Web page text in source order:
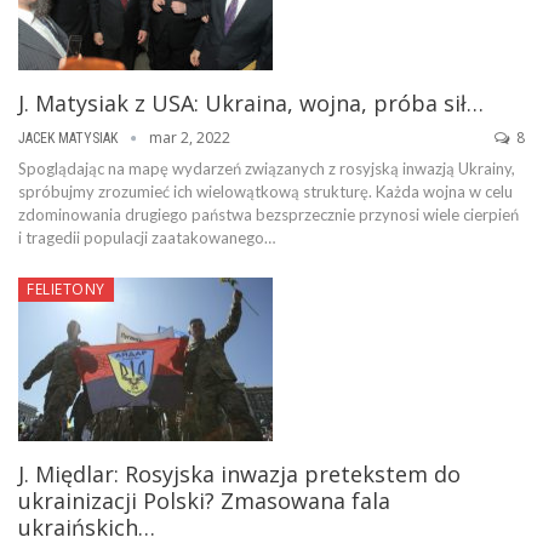
J. Matysiak z USA: Ukraina, wojna, próba sił…
JACEK MATYSIAK mar 2, 2022 8
Spoglądając na mapę wydarzeń związanych z rosyjską inwazją Ukrainy,
spróbujmy zrozumieć ich wielowątkową strukturę. Każda wojna w celu
zdominowania drugiego państwa bezsprzecznie przynosi wiele cierpień
i tragedii populacji zaatakowanego…
FELIETONY
J. Międlar: Rosyjska inwazja pretekstem do
ukrainizacji Polski? Zmasowana fala
ukraińskich…